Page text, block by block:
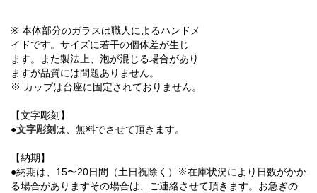
※ 本体部分のガラスは職人によるハンドメ
イドです。サイズに若干の個体差が生じ
ます。また製法上、泡が混じる場合があり
ますが品質には問題ありません。
※ カップは台座に固定されておりません。
【文字彫刻】
●文字彫刻は、無料でさせて頂きます。
【納期】
●納期は、15〜20日間（土日祝除く）※在庫状況により日数がかか
る場合がありますその場合は、ご連絡させて頂きます。お急ぎの